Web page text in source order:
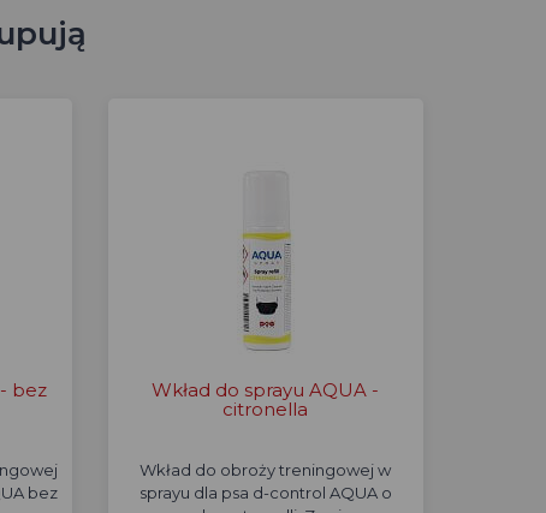
bez
bez
Wkład do sprayu AQUA -
citronella
Wkład do obroży treningowej w
sprayu dla psa d-control AQUA o